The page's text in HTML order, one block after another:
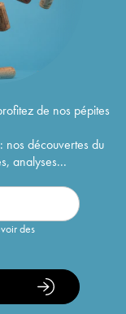
de nos pépites
nos découvertes du
analyses...
des